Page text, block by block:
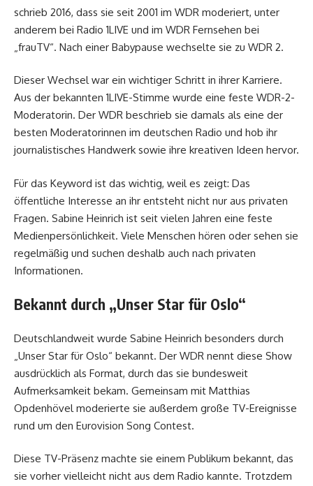
schrieb 2016, dass sie seit 2001 im WDR moderiert, unter
anderem bei Radio 1LIVE und im WDR Fernsehen bei
„frauTV“. Nach einer Babypause wechselte sie zu WDR 2.
Dieser Wechsel war ein wichtiger Schritt in ihrer Karriere.
Aus der bekannten 1LIVE-Stimme wurde eine feste WDR-2-
Moderatorin. Der WDR beschrieb sie damals als eine der
besten Moderatorinnen im deutschen Radio und hob ihr
journalistisches Handwerk sowie ihre kreativen Ideen hervor.
Für das Keyword ist das wichtig, weil es zeigt: Das
öffentliche Interesse an ihr entsteht nicht nur aus privaten
Fragen. Sabine Heinrich ist seit vielen Jahren eine feste
Medienpersönlichkeit. Viele Menschen hören oder sehen sie
regelmäßig und suchen deshalb auch nach privaten
Informationen.
Bekannt durch „Unser Star für Oslo“
Deutschlandweit wurde Sabine Heinrich besonders durch
„Unser Star für Oslo“ bekannt. Der WDR nennt diese Show
ausdrücklich als Format, durch das sie bundesweit
Aufmerksamkeit bekam. Gemeinsam mit Matthias
Opdenhövel moderierte sie außerdem große TV-Ereignisse
rund um den Eurovision Song Contest.
Diese TV-Präsenz machte sie einem Publikum bekannt, das
sie vorher vielleicht nicht aus dem Radio kannte. Trotzdem